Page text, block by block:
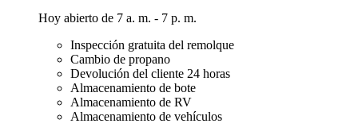
Hoy abierto de 7 a. m. - 7 p. m.
Inspección gratuita del remolque
Cambio de propano
Devolución del cliente 24 horas
Almacenamiento de bote
Almacenamiento de RV
Almacenamiento de vehículos